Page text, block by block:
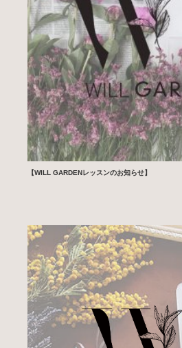
【WILL GARDENレッスンのお知らせ】